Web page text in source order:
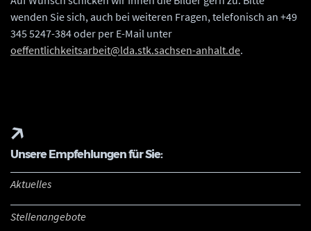
wenden Sie sich, auch bei weiteren Fragen, telefonisch an +49
345 5247-384 oder per E-Mail unter
oeffentlichkeitsarbeit@lda.stk.sachsen-anhalt.de.
Unsere Empfehlungen für Sie:
Aktuelles
Stellenangebote